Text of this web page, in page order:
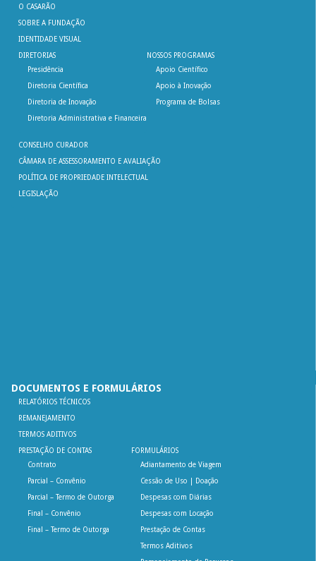
O CASARÃO
SOBRE A FUNDAÇÃO
IDENTIDADE VISUAL
DIRETORIAS
Presidência
Diretoria Científica
Diretoria de Inovação
Diretoria Administrativa e Financeira
NOSSOS PROGRAMAS
Apoio Científico
Apoio à Inovação
Programa de Bolsas
CONSELHO CURADOR
CÂMARA DE ASSESSORAMENTO E AVALIAÇÃO
POLÍTICA DE PROPRIEDADE INTELECTUAL
LEGISLAÇÃO
DOCUMENTOS E FORMULÁRIOS
RELATÓRIOS TÉCNICOS
REMANEJAMENTO
TERMOS ADITIVOS
PRESTAÇÃO DE CONTAS
Contrato
Parcial – Convênio
Parcial – Termo de Outorga
Final – Convênio
Final – Termo de Outorga
FORMULÁRIOS
Adiantamento de Viagem
Cessão de Uso | Doação
Despesas com Diárias
Despesas com Locação
Prestação de Contas
Termos Aditivos